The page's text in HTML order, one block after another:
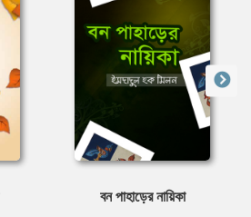
বন পাহাড়ের নায়িকা